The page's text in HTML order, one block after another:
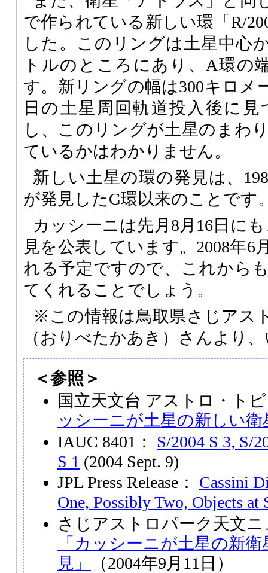
で作られている新しい環「R/
した。このリングは土星中心
トルのところにあり、A環の
す。新リングの幅は300キロメ
日の土星周回軌道投入後に
し、このリングが土星のまわ
ているかはわかりません。
新しい土星の環の発見は、
が発見したG環以来のことです
カッシーニは先月8月16日に
見を公表しています。2008年6
れる予定ですので、これから
てくれることでしょう。
※この情報は鳥取県さじアス
（おりべたかあき）さんより
＜参照＞
国立天文台 アストロ・ト
ッシーニが土星の新しい
IAUC 8401： S/2004 S 3, S/
S 1 (2004 Sept. 9)
JPL Press Release： Cassini
One, Possibly Two, Objects at
さじアストロパーク天文ニ
「カッシーニが土星の新
見」
（2004年9月11日）